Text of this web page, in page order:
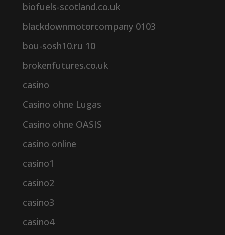
biofuels-scotland.co.uk
blackdownmotorcompany 0103
bou-sosh10.ru 10
brokenfutures.co.uk
casino
Casino ohne Lugas
Casino ohne OASIS
casino online
casino1
casino2
casino3
casino4